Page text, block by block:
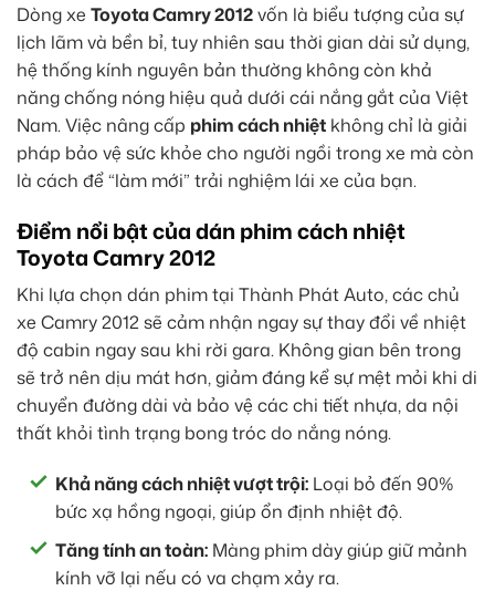
Dòng xe Toyota Camry 2012vốn là biểu tượng của sự
lịch lãm và bền bỉ, tuy nhiên sau thời gian dài sử dụng,
hệ thống kính nguyên bản thường không còn khả
năng chống nóng hiệu quả dưới cái nắng gắt của Việt
Nam. Việc nâng cấp phim cách nhiệt không chỉ là giải
pháp bảo vệ sức khỏe cho người ngồi trong xe mà còn
là cách để “làm mới” trải nghiệm lái xe của bạn.
Điểm nổi bật của dán phim cách nhiệt
Toyota Camry 2012
Khi lựa chọn dán phim tại Thành Phát Auto, các chủ
xe Camry 2012 sẽ cảm nhận ngay sự thay đổi về nhiệt
độ cabin ngay sau khi rời gara. Không gian bên trong
sẽ trở nên dịu mát hơn, giảm đáng kể sự mệt mỏi khi di
chuyển đường dài và bảo vệ các chi tiết nhựa, da nội
thất khỏi tình trạng bong tróc do nắng nóng.
Khả năng cách nhiệt vượt trội: Loại bỏ đến 90%
bức xạ hồng ngoại, giúp ổn định nhiệt độ.
Tăng tính an toàn: Màng phim dày giúp giữ mảnh
kính vỡ lại nếu có va chạm xảy ra.